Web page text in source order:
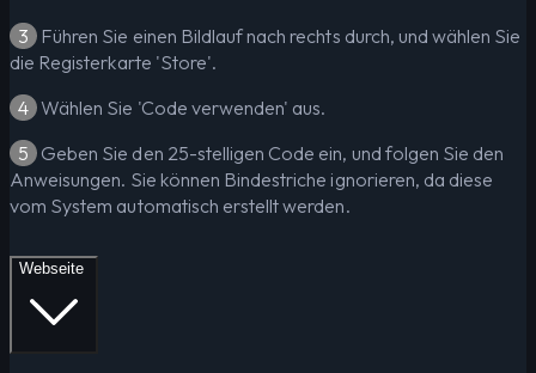
3 Führen Sie einen Bildlauf nach rechts durch, und wählen Sie
die Registerkarte 'Store'.
4 Wählen Sie 'Code verwenden' aus.
5 Geben Sie den 25-stelligen Code ein, und folgen Sie den
Anweisungen. Sie können Bindestriche ignorieren, da diese
vom System automatisch erstellt werden.
Webseite